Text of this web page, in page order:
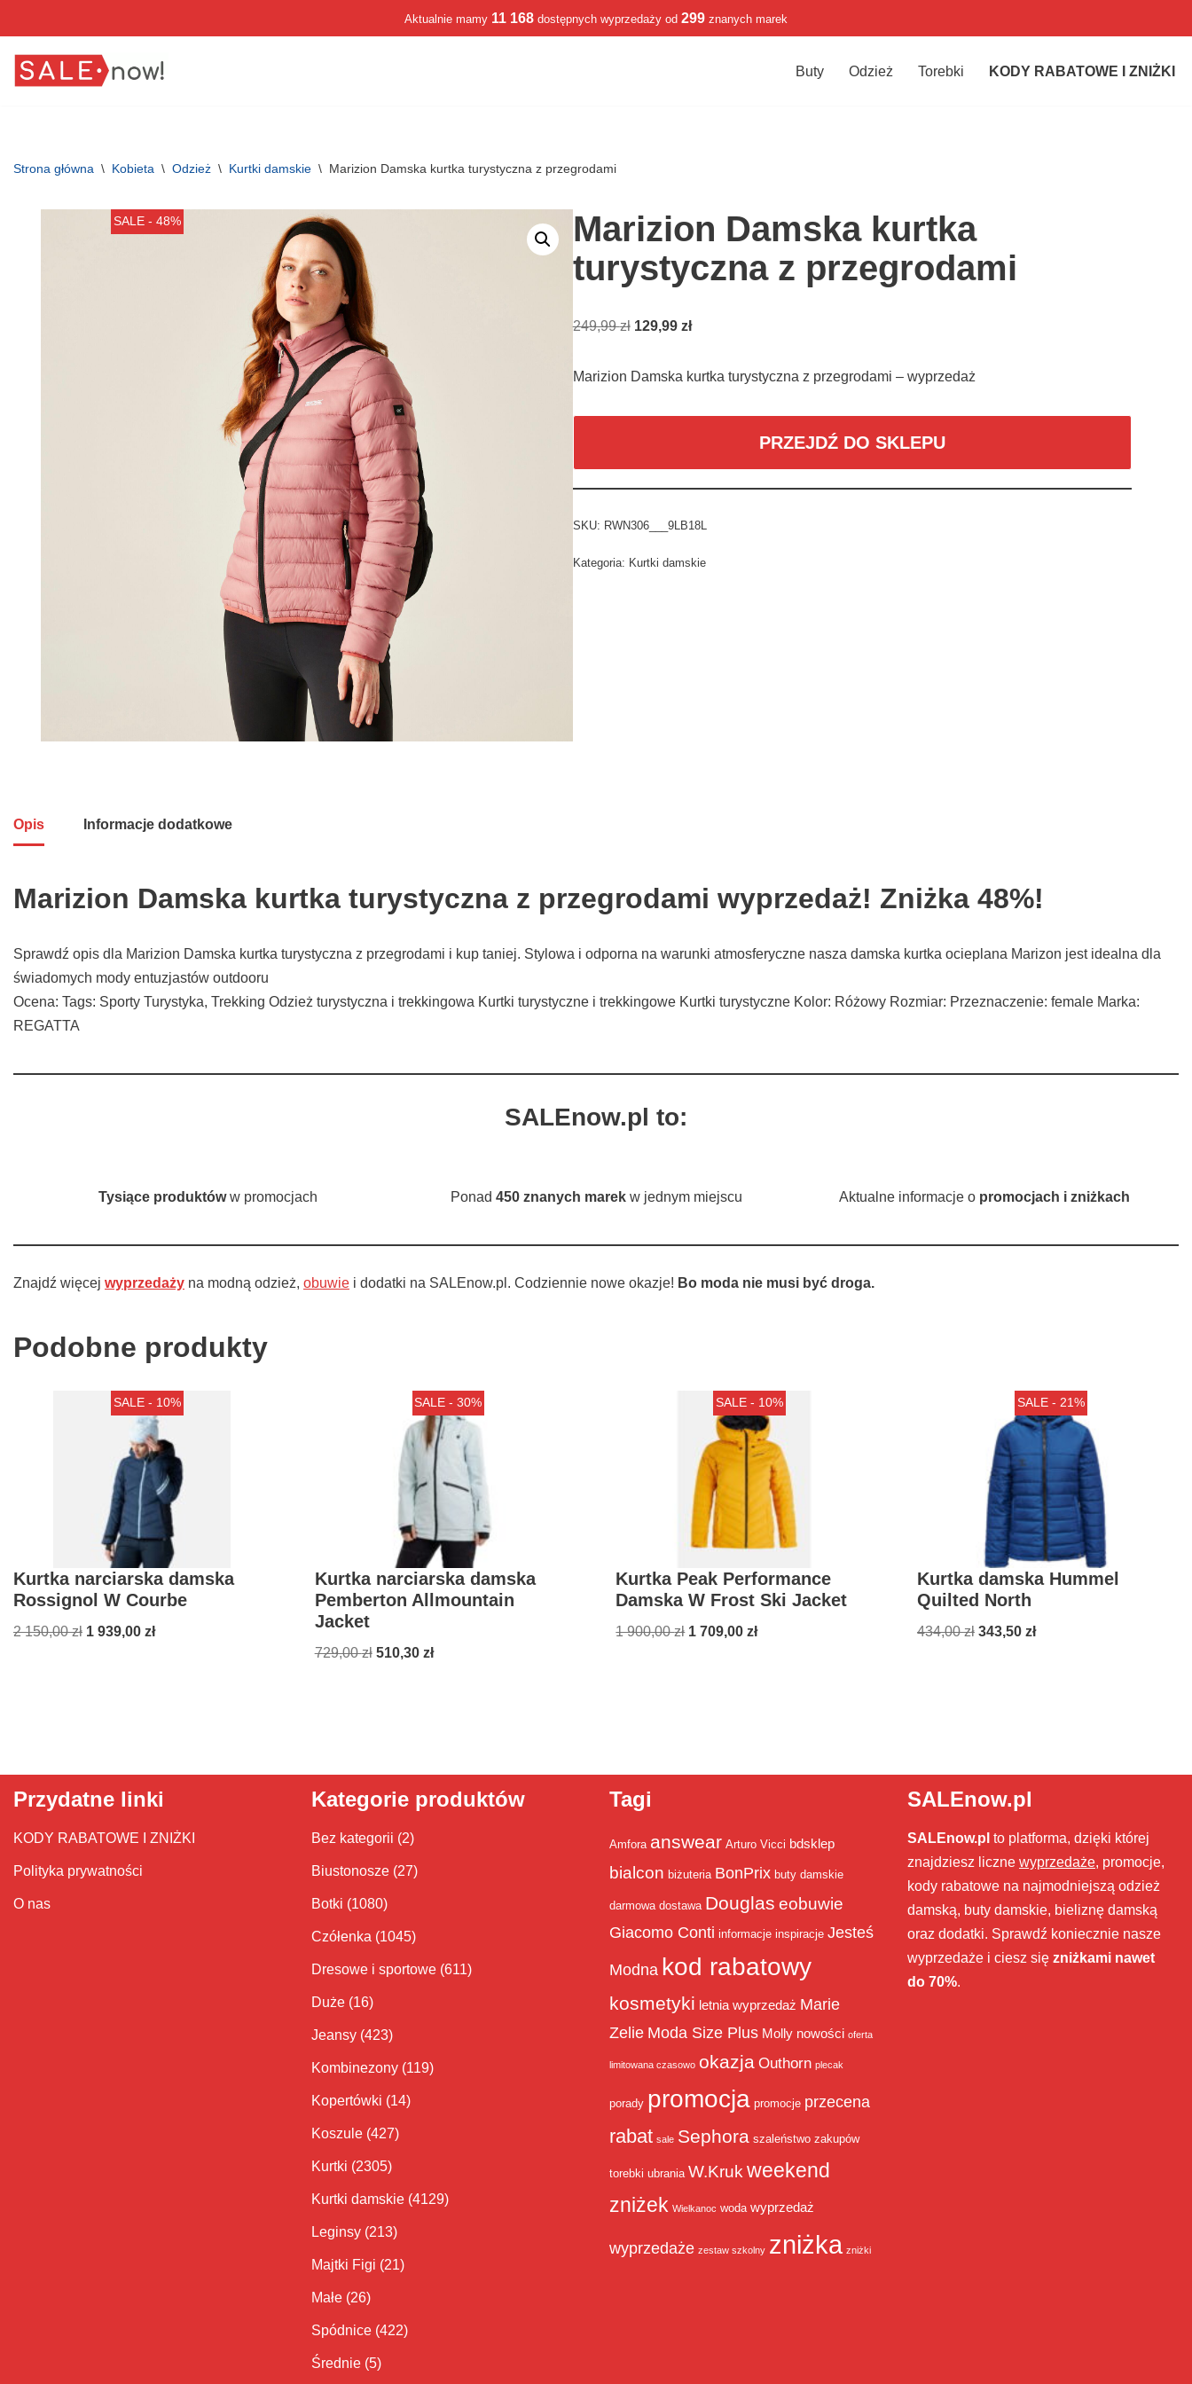
do
Aktualnie mamy 11 168 dostępnych wyprzedaży od 299 znanych marek
Buty Odzież Torebki KODY RABATOWE I ZNIŻKI
Strona główna \ Kobieta \ Odzież \ Kurtki damskie \ Marizion Damska kurtka turystyczna z przegrodami
SALE - 48%
Marizion Damska kurtka
turystyczna z przegrodami
249,99zł 129,99 zł
Marizion Damska kurtka turystyczna z przegrodami – wyprzedaż
PRZEJDŹ DO SKLEPU
SKU: RWN306___9LB18L
Kategoria: Kurtki damskie
Opis Informacje dodatkowe
Marizion Damska kurtka turystyczna z przegrodami wyprzedaż! Zniżka 48%!
Sprawdź opis dla Marizion Damska kurtka turystyczna z przegrodami i kup taniej. Stylowa i odporna na warunki atmosferyczne nasza damska kurtka ocieplana Marizon jest idealna dla
świadomych mody entuzjastów outdooru
Ocena: Tags: Sporty Turystyka, Trekking Odzież turystyczna i trekkingowa Kurtki turystyczne i trekkingowe Kurtki turystyczne Kolor: Różowy Rozmiar: Przeznaczenie: female Marka:
REGATTA
SALEnow.pl to:
Tysiące produktóww promocjach Ponad 450 znanych marekw jednym miejscu Aktualne informacje o promocjach i zniżkach
Znajdź więcej wyprzedaży na modną odzież, obuwie i dodatki na SALEnow.pl. Codziennie nowe okazje! Bo moda nie musi być droga.
Podobne produkty
SALE - 10%
Kurtka narciarska damska
Rossignol W Courbe
2 150,00zł 1 939,00 zł
SALE - 30%
Kurtka narciarska damska
Pemberton Allmountain
Jacket
729,00zł 510,30 zł
SALE - 10%
Kurtka Peak Performance
Damska W Frost Ski Jacket
1 900,00zł 1 709,00zł
SALE - 21%
Kurtka damska Hummel
Quilted North
434,00zł 343,50 zł
Przydatne linki
KODY RABATOWE I ZNIŻKI
Polityka prywatności
O nas
Kategorie produktów
Bez kategorii (2)
Biustonosze (27)
Botki (1080)
Czółenka (1045)
Dresowe i sportowe (611)
Duże (16)
Jeansy (423)
Kombinezony (119)
Kopertówki (14)
Koszule (427)
Kurtki (2305)
Kurtki damskie (4129)
Leginsy (213)
Majtki Figi (21)
Małe (26)
Spódnice (422)
Średnie (5)
Tagi
Amfora answear Arturo Vicci bdsklep
bialcon biżuteria BonPrix buty damskie
darmowa dostawa Douglas eobuwie
Giacomo Conti informacje inspiracje Jesteś
Modna kod rabatowy
kosmetyki letnia wyprzedaż Marie
Zelie Moda Size Plus Molly nowości oferta
limitowana czasowo okazja Outhorn plecak
porady promocja promocje przecena
rabat sale Sephora szaleństwo zakupów
torebki ubrania W.Kruk weekend
zniżek Wielkanoc woda wyprzedaż
wyprzedaże zestaw szkolny zniżka zniżki
SALEnow.pl
SALEnow.pl to platforma, dzięki której
znajdziesz liczne wyprzedaże, promocje,
kody rabatowe na najmodniejszą odzież
damską, buty damskie, bieliznę damską
oraz dodatki. Sprawdź koniecznie nasze
wyprzedaże i ciesz się zniżkami nawet
do 70%.